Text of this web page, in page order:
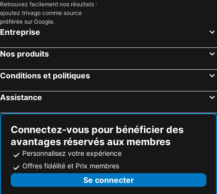
Retrouvez facilement nos résultats :
ajoutez trivago comme source
préférée sur Google.
Entreprise
Nos produits
Conditions et politiques
Assistance
Connectez-vous pour bénéficier des
avantages réservés aux membres
Personnalisez votre expérience
Offres fidélité et Prix membres
Se connecter